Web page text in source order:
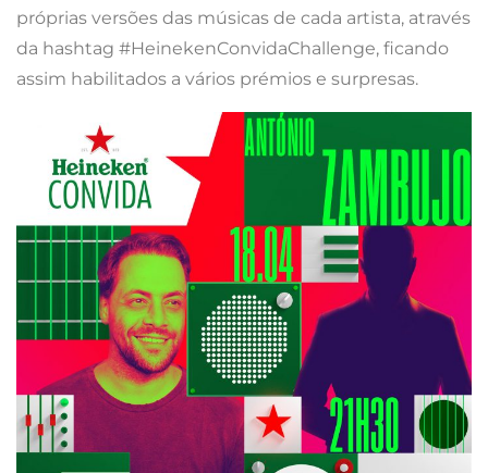
próprias versões das músicas de cada artista, através
da hashtag #HeinekenConvidaChallenge, ficando
assim habilitados a vários prémios e surpresas.